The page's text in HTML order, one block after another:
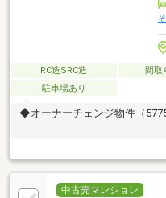
RC造SRC造 間取
駐車場あり
◆オーナーチェンジ物件（
中古売マンション